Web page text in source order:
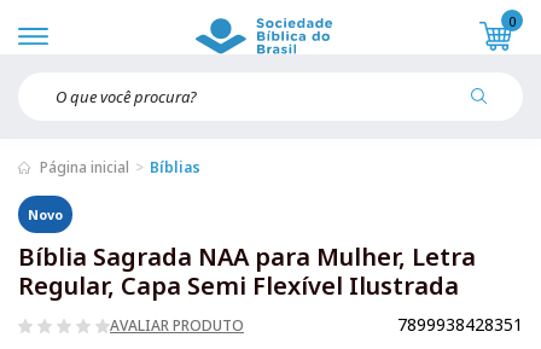
0
Página inicial Bíblias
Novo
Bíblia Sagrada NAA para Mulher, Letra
Regular, Capa Semi Flexível Ilustrada
AVALIAR PRODUTO 7899938428351